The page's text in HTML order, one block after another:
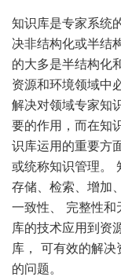
知识库是专家系统
决非结构化或半结
的大多是半结构化
资源和环境领域中
解决对领域专家知
要的作用，而在知
识库运用的重要方
或统称知识管理。
存储、检索、增加
一致性、 完整性和
库的技术应用到资
库， 可有效的解
的问题。